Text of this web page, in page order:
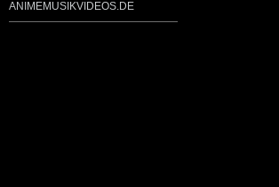
ANIMEMUSIKVIDEOS.DE